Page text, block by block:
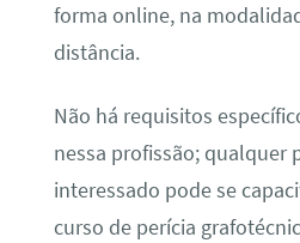
forma online, na
distância.
Não há requisitos
nessa profissão; qualquer
interessado pode se
curso de perícia